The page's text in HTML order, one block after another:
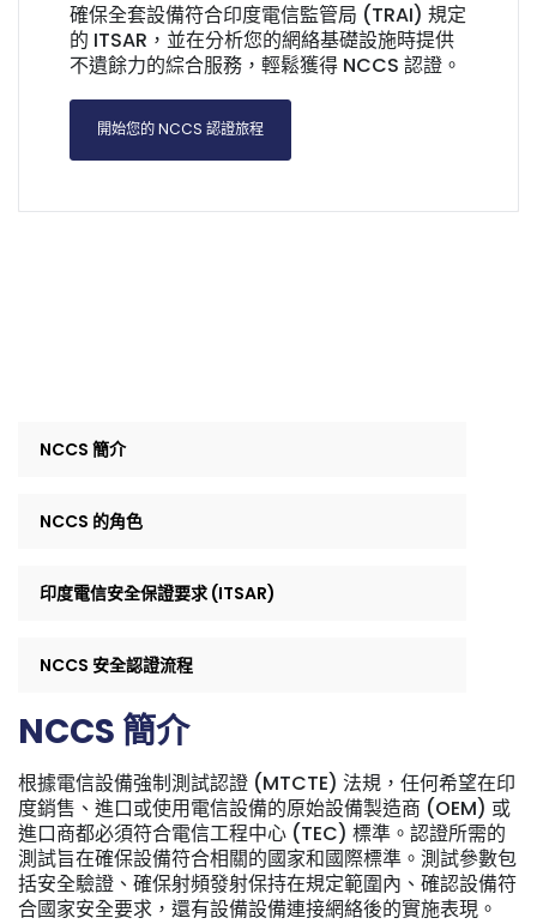
確保全套設備符合印度電信監管局 (TRAI) 規定
的 ITSAR，並在分析您的網絡基礎設施時提供
不遺餘力的綜合服務，輕鬆獲得 NCCS 認證。
開始您的 NCCS 認證旅程
NCCS 簡介
NCCS 的角色
印度電信安全保證要求 (ITSAR)
NCCS 安全認證流程
NCCS 簡介
根據電信設備強制測試認證 (MTCTE) 法規，任何希望在印
度銷售、進口或使用電信設備的原始設備製造商 (OEM) 或
進口商都必須符合電信工程中心 (TEC) 標準。認證所需的
測試旨在確保設備符合相關的國家和國際標準。測試參數包
括安全驗證、確保射頻發射保持在規定範圍內、確認設備符
合國家安全要求，還有設備設備連接網絡後的實施表現。